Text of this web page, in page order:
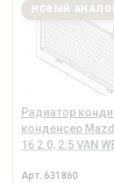
Радиатор
конденсер
16 2.0, 2.5 VAN
НОВЫЙ
Арт. 631860